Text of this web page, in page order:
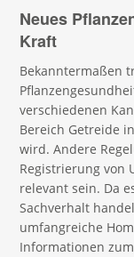
Neues
Kraft
Bekanntermaßen
verschiedenen
Bereich Getreide
wird. Andere
Registrierung von
relevant sein. Da
Sachverhalt
umfangreiche
Informationen